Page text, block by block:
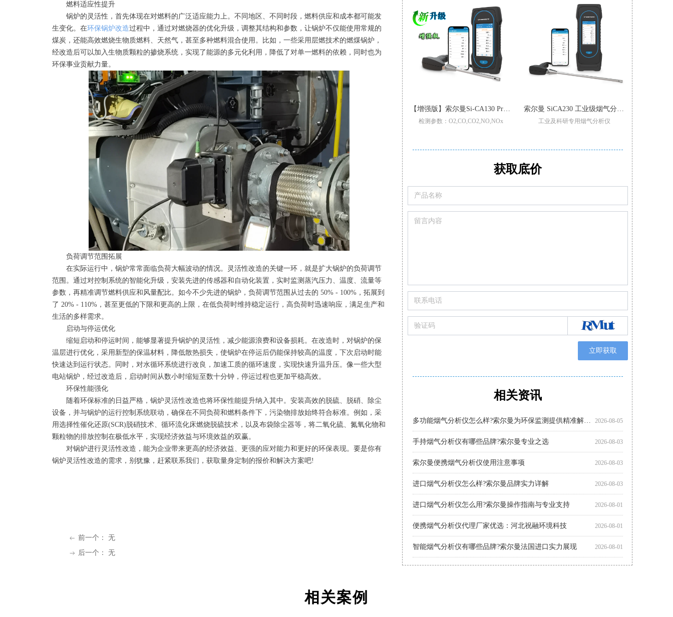
燃料适应性提升
锅炉的灵活性，首先体现在对燃料的广泛适应能力上。不同地区、不同时段，燃料供应和成本都可能发
生变化。在环保锅炉改造过程中，通过对燃烧器的优化升级，调整其结构和参数，让锅炉不仅能使用常规的
煤炭，还能高效燃烧生物质燃料、天然气，甚至多种燃料混合使用。比如，一些采用层燃技术的燃煤锅炉，
经改造后可以加入生物质颗粒的掺烧系统，实现了能源的多元化利用，降低了对单一燃料的依赖，同时也为
环保事业贡献力量。
负荷调节范围拓展
在实际运行中，锅炉常常面临负荷大幅波动的情况。灵活性改造的关键一环，就是扩大锅炉的负荷调节
范围。通过对控制系统的智能化升级，安装先进的传感器和自动化装置，实时监测蒸汽压力、温度、流量等
参数，再精准调节燃料供应和风量配比。如今不少先进的锅炉，负荷调节范围从过去的 50% - 100%，拓展到
了 20% - 110%，甚至更低的下限和更高的上限，在低负荷时维持稳定运行，高负荷时迅速响应，满足生产和
生活的多样需求。
启动与停运优化
缩短启动和停运时间，能够显著提升锅炉的灵活性，减少能源浪费和设备损耗。在改造时，对锅炉的保
温层进行优化，采用新型的保温材料，降低散热损失，使锅炉在停运后仍能保持较高的温度，下次启动时能
快速达到运行状态。同时，对水循环系统进行改良，加速工质的循环速度，实现快速升温升压。像一些大型
电站锅炉，经过改造后，启动时间从数小时缩短至数十分钟，停运过程也更加平稳高效。
环保性能强化
随着环保标准的日益严格，锅炉灵活性改造也将环保性能提升纳入其中。安装高效的脱硫、脱硝、除尘
设备，并与锅炉的运行控制系统联动，确保在不同负荷和燃料条件下，污染物排放始终符合标准。例如，采
用选择性催化还原(SCR)脱硝技术、循环流化床燃烧脱硫技术，以及布袋除尘器等，将二氧化硫、氮氧化物和
颗粒物的排放控制在极低水平，实现经济效益与环境效益的双赢。
对锅炉进行灵活性改造，能为企业带来更高的经济效益、更强的应对能力和更好的环保表现。要是你有
锅炉灵活性改造的需求，别犹豫，赶紧联系我们，获取量身定制的报价和解决方案吧!
ꂃ 前一个： 无
ꁹ 后一个： 无
支持检测：SO2,H2S,CxHy
升级三重过滤/加强型气泵
Pro型号整机质保3年
CO-H2氢气补偿功能
CO自动稀释和保护量程:50000ppm
2-6组气体传感器:O2,CO-H2,NO,Low NO,NO2Low NO2,SO2,Low SO2,H2S,和CxHy
可替换式预校准传感器
【增强版】索尔曼Si-CA130 Pro 烟气分析仪
检测参数：O2,CO,CO2,NO,NOx
标配2或3组气体传感器O2,CO,和Low NO/Low NOx
可现场更换的预校准智能型传感器
可设置停止气泵，保护CO传感器中毒
索尔曼 SiCA230 工业级烟气分析仪
工业及科研专用烟气分析仪
CO自动稀释和保护量程:50000ppm
满足高精度氮氧化物/二氧化硫测量
壁挂炉专用烟气检测仪
标配2组气体传感器:O2,CO
可通过移动App生成报表
自动/手动记录分析数据
可设置停止气泵保护CO传感器中毒
小巧轻便,自重仅350克
低热值气体烧嘴
低热值气体烧嘴
专为大流量、低热值工业尾气设计
配备尾气长明灯中心火焰，燃烧稳定
若尾气压力低，管路设计防回火装置
可实现就地与远程控制
尾气阀组双切断设计，有检漏保护，确保设备安全稳定
炉膛无需单独设置废气入口，简化炉膛结构
高温高速型烧嘴
高温高速型烧嘴
功率范围：105kW-5300kW
适用最高燃烧室温度1540℃
火焰最高工况流速150m/s
可使用预热空气进行助燃
调节比20:1；低CO、NOx排放
多燃料混烧燃烧嘴
多燃料混烧燃烧嘴具有结构坚固
防回火、耐高温、防腐蚀的特点
主燃料和低热值工业尾气独立控制，运行互不干扰
可选天然气+煤气、煤气+甲醇等多种组合做燃料
燃烧时不同燃料的风燃比可实现独立控制
设计尾气及废油优先大功率燃烧
低CO、NOx排放;燃烧器调节比可达10:1
低氮型燃气烧嘴
低氮型燃气烧嘴
功率范围：0.35MW-28MW
调节比10:1，炉温均匀性好
低NOX、CO排放,满足当下环保、节能的国家标准
适用于天然气、氢气、液化石油气等多种燃料
点火稳定，噪音振动小；外型美观
挥发性有机物烧嘴
挥发性有机物烧嘴
应用于一些特殊的工业生产过程
如高温炉、工业炉、燃气锅炉等
这些加热炉往往对点火过程的可靠性
精确性和安全性有较高的要求
还可配套大型烧嘴，做长明灯引燃主火焰用
非标节能燃油烧嘴
非标节能燃油烧嘴
完美适应炉膛结构
油滴雾化均匀，燃尽率299.9%
火焰长度0.5m-0.75m在线调节
安装简单，操作方便，易于维护
自带电动调节风门，实现空燃比精准控制
侦测HFCF HFC 和 CFC 冷媒
高灵敏度:0-3 g/year
归零功能；声光报警功能
30cm 柔性探针；传感器加热
索尔曼Si-CD3可燃气体检测仪报警器
检测多种可燃气体
可调报警功能
30 cm 柔性探针
显示屏背光功能
立即获取
获取底价
相关资讯
进口烟气分析仪有哪些品牌 索尔曼凭借专业品质脱颖而出
2026-08-05
2026-08-03
手持烟气分析仪有哪些品牌?索尔曼专业之选
2026-08-03
索尔曼便携烟气分析仪使用注意事项
2026-08-03
进口烟气分析仪怎么样?索尔曼品牌实力详解
2026-08-01
进口烟气分析仪怎么用?索尔曼操作指南与专业支持
2026-08-01
便携烟气分析仪代理厂家优选：河北祝融环境科技
2026-08-01
智能烟气分析仪有哪些品牌?索尔曼法国进口实力展现
2026-07-30
智能烟气分析仪如何助力环保监测?索尔曼官方代理商为您解析
进口烟气分析仪多少钱?推荐关注索尔曼进口品牌
手持式烟气分析仪哪个好?索尔曼品牌成行业优选
智能烟气分析仪哪个好?索尔曼以专业实力给出答案
索尔曼烟气分析仪使用步骤详解，专业操作指南看这里
烟气分析仪怎么选?进口仪器选购要点科普
手持烟气分析仪厂家代理推荐：索尔曼与河北祝融环境
多功能烟气分析仪使用注意事项：操作指南
便携式烟气分析仪品牌推荐：索尔曼监测新体验
烟气分析仪使用指南：索尔曼进口烟气分析仪操作流程
进口烟气分析仪哪家好?推荐法国索尔曼
相关案例